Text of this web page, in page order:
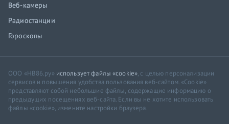
Веб-камеры
Радиостанции
Гороскопы
ООО «НВ86.ру» использует файлы «cookie», с целью персонализации
сервисов и повышения удобства пользования веб-сайтом. «Cookie»
представляют собой небольшие файлы, содержащие информацию о
предыдущих посещениях веб-сайта. Если вы не хотите использовать
файлы «cookie», измените настройки браузера.